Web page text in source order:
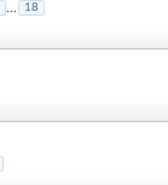
... 18